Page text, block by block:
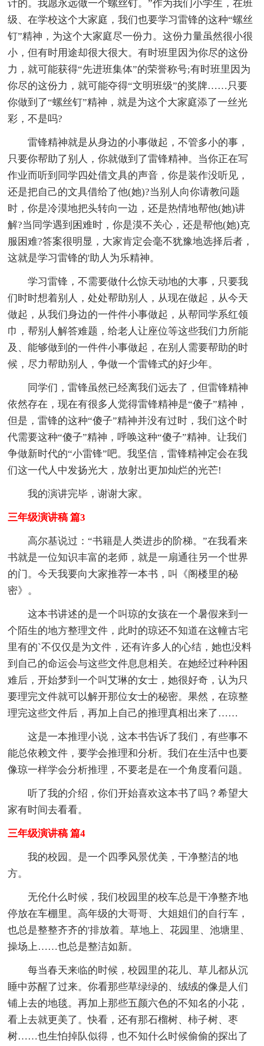
计的。我愿永远做一个螺丝钉。”作为我们小学生，在班
级、在学校这个大家庭，我们也要学习雷锋的这种“螺丝
钉”精神，为这个大家庭尽一份力。这份力量虽然很小很
小，但有时用途却很大很大。有时班里因为你尽的这份
力，就可能获得“先进班集体”的荣誉称号;有时班里因为
你尽的这份力，就可能夺得“文明班级”的奖牌……只要
你做到了“螺丝钉”精神，就是为这个大家庭添了一丝光
彩，不是吗?
雷锋精神就是从身边的小事做起，不管多小的事，
只要你帮助了别人，你就做到了雷锋精神。当你正在写
作业而听到同学四处借文具的声音，你是装作没听见，
还是把自己的文具借给了他(她)?当别人向你请教问题
时，你是冷漠地把头转向一边，还是热情地帮他(她)讲
解?当同学遇到困难时，你是漠不关心，还是帮他(她)克
服困难?答案很明显，大家肯定会毫不犹豫地选择后者，
这就是学习雷锋的'助人为乐精神。
学习雷锋，不需要做什么惊天动地的大事，只要我
们时时想着别人，处处帮助别人，从现在做起，从今天
做起，从我们身边的一件件小事做起，从帮同学系红领
巾，帮别人解答难题，给老人让座位等这些我们力所能
及、能够做到的一件件小事做起，在别人需要帮助的时
候，尽力帮助别人，争做一个雷锋式的好少年。
同学们，雷锋虽然已经离我们远去了，但雷锋精神
依然存在，现在有很多人觉得雷锋精神是“傻子”精神，
但是，雷锋的这种“傻子”精神并没有过时，我们这个时
代需要这种“傻子”精神，呼唤这种“傻子”精神。让我们
争做新时代的“小雷锋”吧。我坚信，雷锋精神定会在我
们这一代人中发扬光大，放射出更加灿烂的光芒!
我的演讲完毕，谢谢大家。
三年级演讲稿 篇3
高尔基说过：“书籍是人类进步的阶梯。”在我看来
书就是一位知识丰富的老师，就是一扇通往另一个世界
的门。今天我要向大家推荐一本书，叫《阁楼里的秘
密》。
这本书讲述的是一个叫琼的女孩在一个暑假来到一
个陌生的地方整理文件，此时的琼还不知道在这幢古宅
里有的`不仅仅是为文件，还有许多人的心结，她也没料
到自己的命运会与这些文件息息相关。在她经过种种困
难后，开始梦到一个叫艾琳的女士，她很好奇，认为只
要理完文件就可以解开那位女士的秘密。果然，在琼整
理完这些文件后，再加上自己的推理真相出来了……
这是一本推理小说，这本书告诉了我们，有些事不
能总依赖文件，要学会推理和分析。我们在生活中也要
像琼一样学会分析推理，不要老是在一个角度看问题。
听了我的介绍，你们开始喜欢这本书了吗？希望大
家有时间去看看。
三年级演讲稿 篇4
我的校园。是一个四季风景优美，干净整洁的地
方。
无伦什么时候，我们校园里的校车总是干净整齐地
停放在车棚里。高年级的大哥哥、大姐姐们的自行车，
也总是整整齐齐的'排放着。草地上、花园里、池塘里、
操场上……也总是整洁如新。
每当春天来临的时候，校园里的花儿、草儿都从沉
睡中苏醒了过来。你看那些草绿绿的、绒绒的像是人们
铺上去的地毯。再加上那些五颜六色的不知名的小花，
看上去就更美了。快看，还有那石榴树、柿子树、枣
树……也生怕掉队似得，也不知什么时候偷偷的探出了